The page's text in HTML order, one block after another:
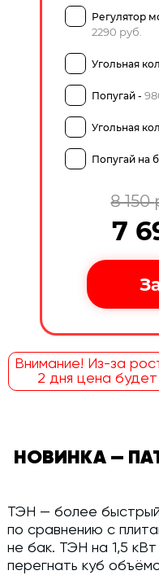
Регулятор
2290 руб.
Угольная
Попугай -
Угольная
Попугай на
8 150
7
Внимание! Из-за
2 дня цена
НОВИНКА —
ТЭН — более
по сравнению с
не бак. ТЭН на 1,5
перегнать куб